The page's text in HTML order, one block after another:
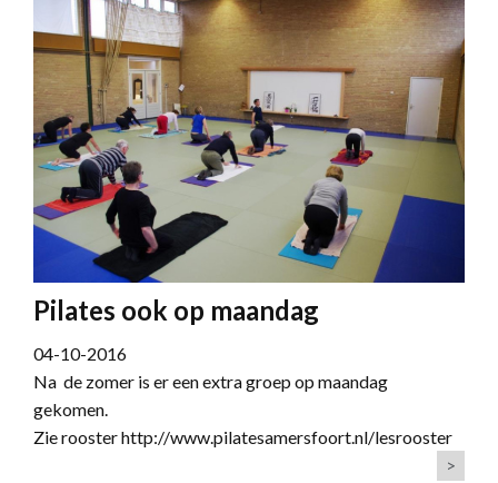
Pilates ook op maandag
04-10-2016
Na de zomer is er een extra groep op maandag
gekomen.
Zie rooster http://www.pilatesamersfoort.nl/lesrooster
>